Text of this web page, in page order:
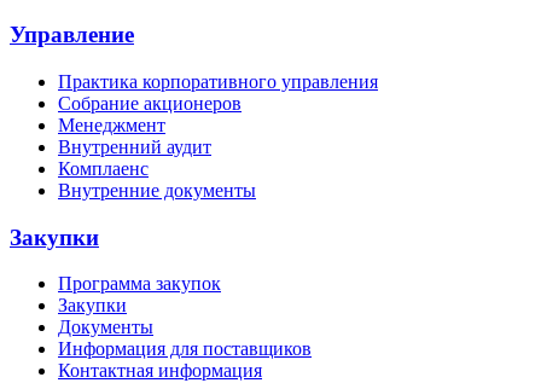
Управление
Практика корпоративного управления
Собрание акционеров
Менеджмент
Внутренний аудит
Комплаенс
Внутренние документы
Закупки
Программа закупок
Закупки
Документы
Информация для поставщиков
Контактная информация